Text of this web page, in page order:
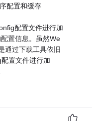
配置和缓存
配置文件进行加
置信息。虽然We
通过下载工具依旧
置文件进行加